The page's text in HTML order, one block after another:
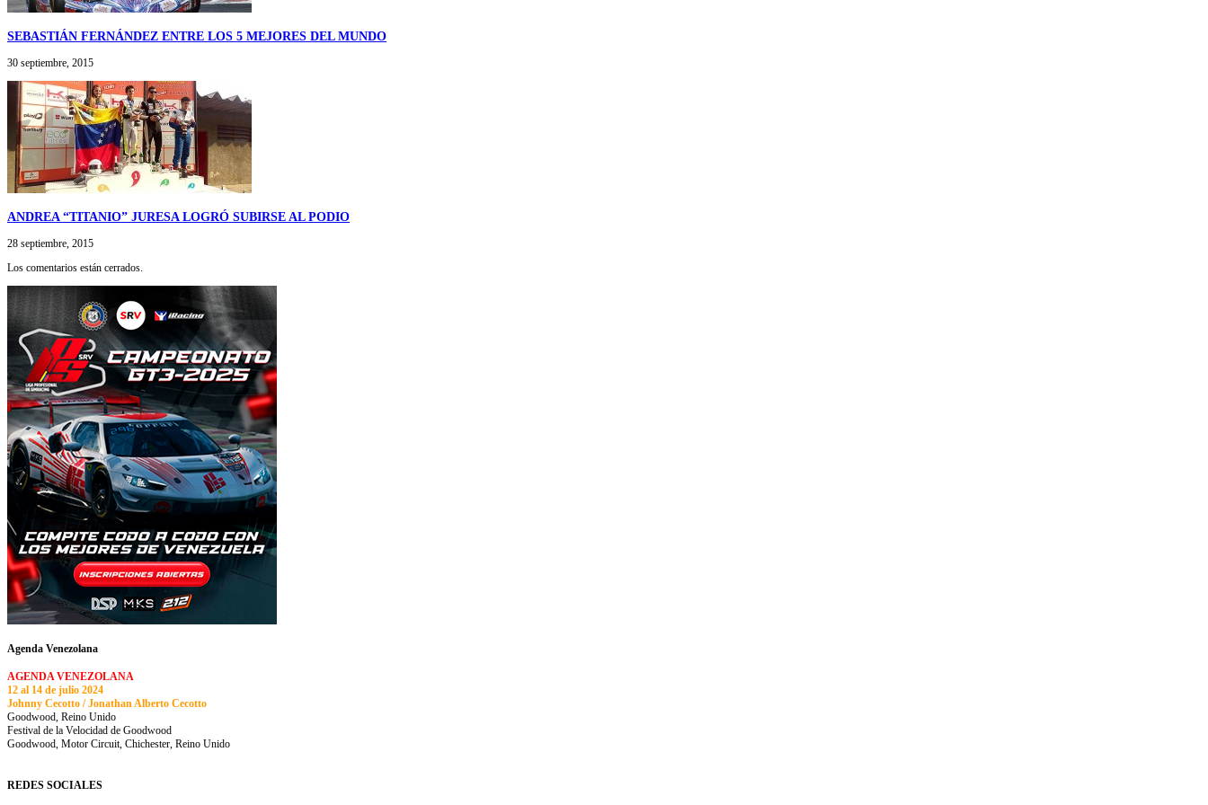
SEBASTIÁN FERNÁNDEZ ENTRE LOS 5 MEJORES DEL MUNDO
30 septiembre, 2015
ANDREA “TITANIO” JURESA LOGRÓ SUBIRSE AL PODIO
28 septiembre, 2015
Los comentarios están cerrados.
Agenda Venezolana
AGENDA VENEZOLANA
12 al 14 de julio 2024
Johnny Cecotto / Jonathan Alberto Cecotto
Goodwood, Reino Unido
Festival de la Velocidad de Goodwood
Goodwood, Motor Circuit, Chichester, Reino Unido
REDES SOCIALES